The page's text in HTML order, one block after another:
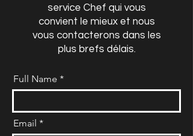
service Chef qui vous
convient le mieux et nous
vous contacterons dans les
plus brefs délais.
Full Name
Email